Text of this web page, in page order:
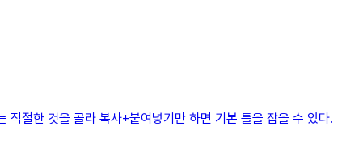
적절한 것을 골라 복사+붙여넣기만 하면 기본 틀을 잡을 수 있다.